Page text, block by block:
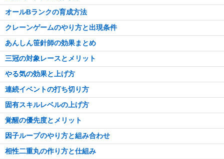
オールBランクの育成方法
クレーンゲームのやり方と出現条件
あんしん笹針師の効果まとめ
三冠の対象レースとメリット
やる気の効果と上げ方
連続イベントの打ち切り方
固有スキルレベルの上げ方
覚醒の優先度とメリット
因子ループのやり方と組み合わせ
相性二重丸の作り方と仕組み